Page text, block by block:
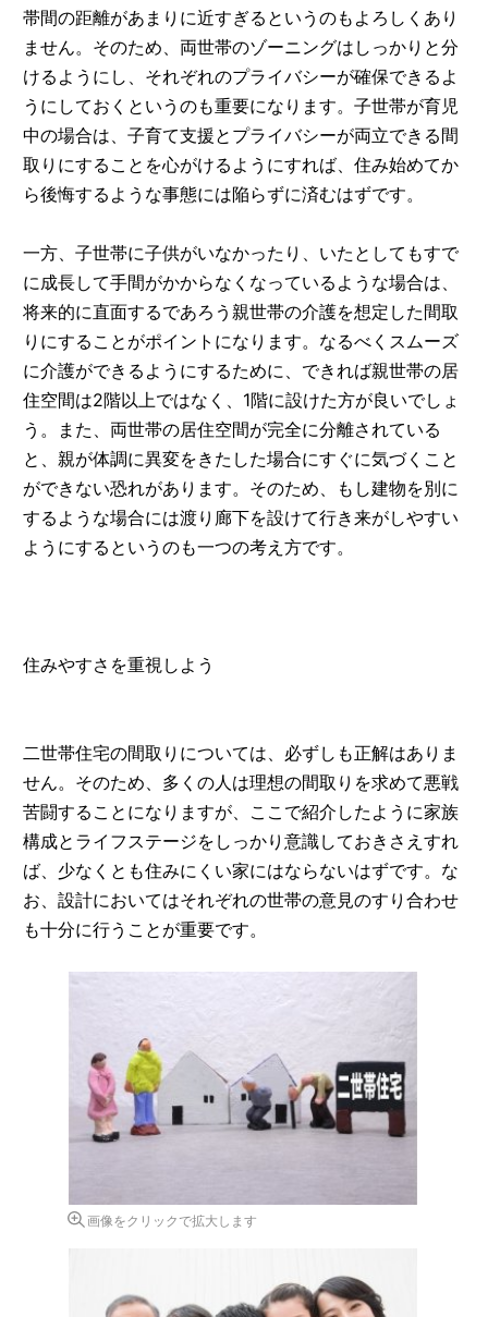
帯間の距離があまりに近すぎるというのもよろしくあり
ません。そのため、両世帯のゾーニングはしっかりと分
けるようにし、それぞれのプライバシーが確保できるよ
うにしておくというのも重要になります。子世帯が育児
中の場合は、子育て支援とプライバシーが両立できる間
取りにすることを心がけるようにすれば、住み始めてか
ら後悔するような事態には陥らずに済むはずです。
一方、子世帯に子供がいなかったり、いたとしてもすで
に成長して手間がかからなくなっているような場合は、
将来的に直面するであろう親世帯の介護を想定した間取
りにすることがポイントになります。なるべくスムーズ
に介護ができるようにするために、できれば親世帯の居
住空間は2階以上ではなく、1階に設けた方が良いでしょ
う。また、両世帯の居住空間が完全に分離されている
と、親が体調に異変をきたした場合にすぐに気づくこと
ができない恐れがあります。そのため、もし建物を別に
するような場合には渡り廊下を設けて行き来がしやすい
ようにするというのも一つの考え方です。
住みやすさを重視しよう
二世帯住宅の間取りについては、必ずしも正解はありま
せん。そのため、多くの人は理想の間取りを求めて悪戦
苦闘することになりますが、ここで紹介したように家族
構成とライフステージをしっかり意識しておきさえすれ
ば、少なくとも住みにくい家にはならないはずです。な
お、設計においてはそれぞれの世帯の意見のすり合わせ
も十分に行うことが重要です。
画像をクリックで拡大します